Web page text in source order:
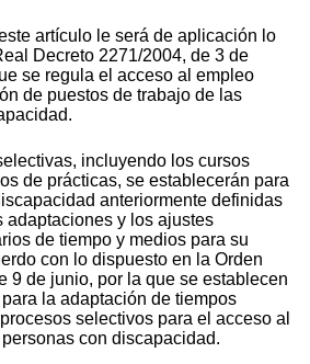
artículo le será de aplicación lo
Decreto 2271/2004, de 3 de
se regula el acceso al empleo
de puestos de trabajo de las
incluyendo los cursos
de prácticas, se establecerán para
anteriormente definidas
adaptaciones y los ajustes
de tiempo y medios para su
con lo dispuesto en la Orden
9 de junio, por la que se establecen
la adaptación de tiempos
selectivos para el acceso al
con discapacidad.